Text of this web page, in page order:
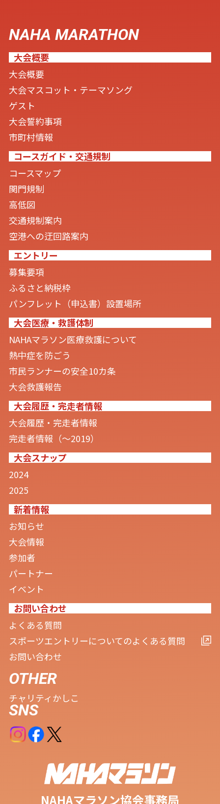
NAHA MARATHON
大会概要
大会概要
大会マスコット・テーマソング
ゲスト
大会誓約事項
市町村情報
コースガイド・交通規制
コースマップ
関門規制
高低図
交通規制案内
空港への迂回路案内
エントリー
募集要項
ふるさと納税枠
パンフレット（申込書）設置場所
大会医療・救護体制
NAHAマラソン医療救護について
熱中症を防ごう
市民ランナーの安全10カ条
大会救護報告
大会履歴・完走者情報
大会履歴・完走者情報
完走者情報（〜2019）
大会スナップ
2024
2025
新着情報
お知らせ
大会情報
参加者
パートナー
イベント
お問い合わせ
よくある質問
スポーツエントリーについてのよくある質問
お問い合わせ
OTHER
チャリティかしこ
SNS
NAHAマラソン協会事務局